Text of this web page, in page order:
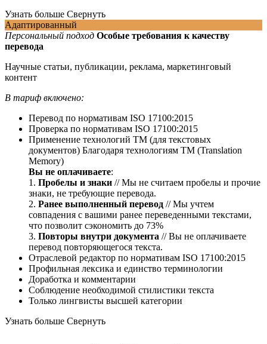
Узнать больше Свернуть
Адаптированный
Персональный подход Особые требования к качеству
перевода
Научные статьи, публикации, реклама, маркетинговый
контент
В тариф включено:
Перевод по нормативам ISO 17100:2015
Проверка по нормативам ISO 17100:2015
Применение технологий ТМ (для текстовых
документов) Благодаря технологиям ТМ (Translation
Memory)
Вы не оплачиваете:
1. Пробелы и знаки // Мы не считаем пробелы и прочие
знаки, не требующие перевода.
2. Ранее выполненный перевод // Мы учтем
совпадения с вашими ранее переведенными текстами,
что позволит сэкономить до 73%
3. Повторы внутри документа // Вы не оплачиваете
перевод повторяющегося текста.
Отраслевой редактор по нормативам ISO 17100:2015
Профильная лексика и единство терминологии
Доработка и комментарии
Соблюдение необходимой стилистики текста
Только лингвисты высшей категории
Узнать больше Свернуть